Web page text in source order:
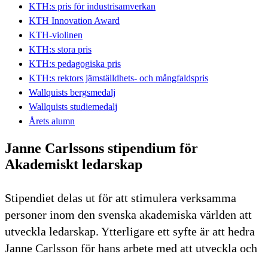
KTH:s pris för industrisamverkan
KTH Innovation Award
KTH-violinen
KTH:s stora pris
KTH:s pedagogiska pris
KTH:s rektors jämställdhets- och mångfaldspris
Wallquists bergsmedalj
Wallquists studiemedalj
Årets alumn
Janne Carlssons stipendium för
Akademiskt ledarskap
Stipendiet delas ut för att stimulera verksamma
personer inom den svenska akademiska världen att
utveckla ledarskap. Ytterligare ett syfte är att hedra
Janne Carlsson för hans arbete med att utveckla och